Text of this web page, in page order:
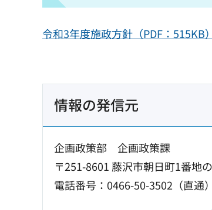
令和3年度施政方針（PDF：515KB）
情報の発信元
企画政策部 企画政策課
〒251-8601 藤沢市朝日町1番
電話番号：0466-50-3502（直通）